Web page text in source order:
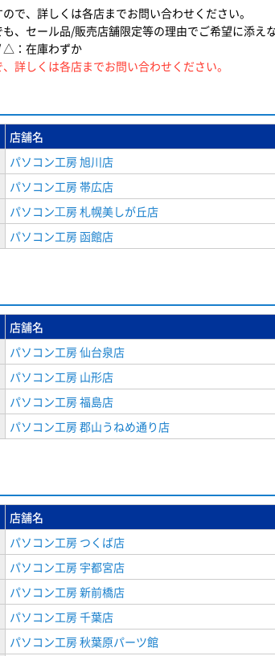
で、詳しくは各店までお問い合わせください。
、セール品/販売店舗限定等の理由でご希望に添え
△：在庫わずか
詳しくは各店までお問い合わせください。
店舗名
パソコン工房 旭川店
パソコン工房 帯広店
パソコン⼯房 札幌美しが丘店
パソコン工房 函館店
店舗名
パソコン工房 仙台泉店
パソコン工房 山形店
パソコン工房 福島店
パソコン工房 郡山うねめ通り店
店舗名
パソコン工房 つくば店
パソコン工房 宇都宮店
パソコン工房 新前橋店
パソコン工房 千葉店
パソコン工房 秋葉原パーツ館